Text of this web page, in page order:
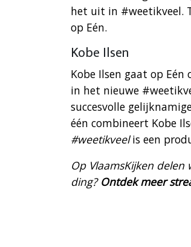
het uit in #weetikveel.
op Eén.
Kobe Ilsen
Kobe Ilsen gaat op
in het nieuwe
succesvolle
één combineert Kobe
#weetikveelis een
Op VlaamsKijken delen
ding? Ontdek meer